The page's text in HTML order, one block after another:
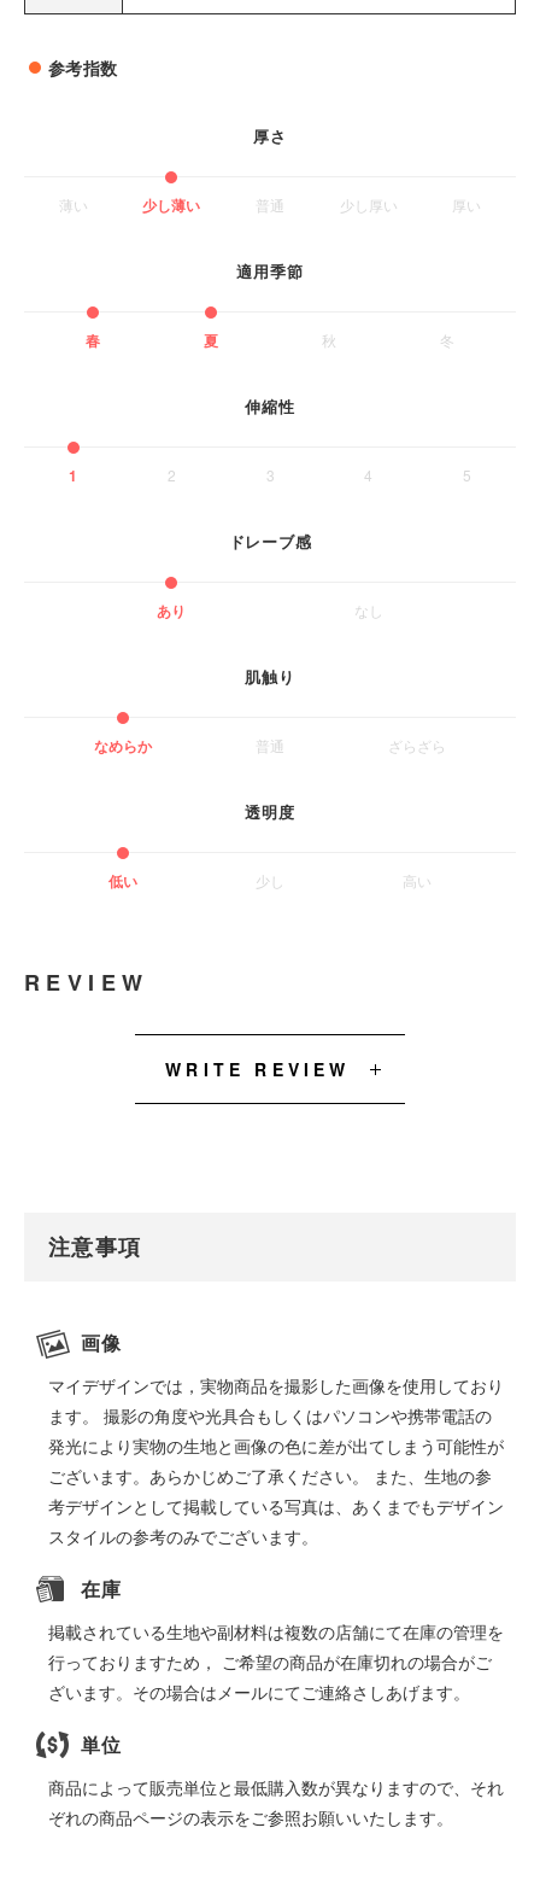
参考指数
厚さ
薄い 少し薄い 普通 少し厚い 厚い
適用季節
春 夏 秋 冬
伸縮性
1 2 3 4 5
ドレーブ感
あり なし
肌触り
なめらか 普通 ざらざら
透明度
低い 少し 高い
REVIEW
WRITE REVIEW
注意事項
画像
マイデザインでは，実物商品を撮影した画像を使用しており
ます。 撮影の角度や光具合もしくはパソコンや携帯電話の
発光により実物の生地と画像の色に差が出てしまう可能性が
ございます。あらかじめご了承ください。 また、生地の参
考デザインとして掲載している写真は、あくまでもデザイン
スタイルの参考のみでございます。
在庫
掲載されている生地や副材料は複数の店舗にて在庫の管理を
行っておりますため， ご希望の商品が在庫切れの場合がご
ざいます。その場合はメールにてご連絡さしあげます。
単位
商品によって販売単位と最低購入数が異なりますので、それ
ぞれの商品ページの表示をご参照お願いいたします。